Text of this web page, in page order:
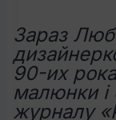
Зараз
90-их
малюнки і
журналу